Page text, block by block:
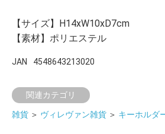
【サイズ】H14xW10xD7cm
【素材】ポリエステル
JAN 4548643213020
関連カテゴリ
雑貨 ＞ ヴィレヴァン雑貨 ＞ キーホルダ